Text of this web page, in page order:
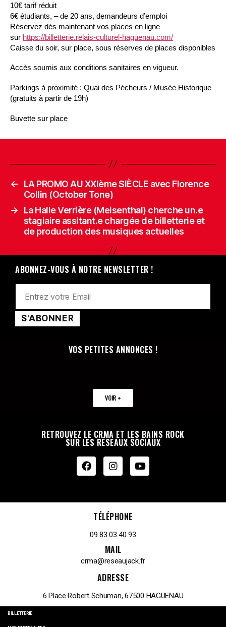
10€ tarif réduit
6€ étudiants, – de 20 ans, demandeurs d’emploi
Réservez dès maintenant vos places en ligne
sur https://billetterie.relais-culturel-haguenau.com/
Caisse du soir, sur place, sous réserves de places disponibles
Accès soumis aux conditions sanitaires en vigueur.
Parkings à proximité : Quai des Pécheurs / Musée Historique
(gratuits à partir de 19h)
Buvette sur place
←
LA PROMO AU XXIème SIÈCLE avec Florence
Collin (October Tone)
→
La Halle Verrière (Meisenthal) cherche un.e
stagiaire assitant.e chargée de billetterie et
de production des musiques actuelles
ABONNEZ-VOUS À NOTRE NEWSLETTER !
VOS PETITES ANNONCES !
VOIR +
RETROUVEZ LE CRMA ET LES BAINS ROCK
SUR LES RÉSEAUX SOCIAUX
TÉLÉPHONE
09.83.03.40.93
MAIL
crma@reseaujack.fr
ADRESSE
6 Place Robert Schuman, 67500 HAGUENAU
BILLETTERIE